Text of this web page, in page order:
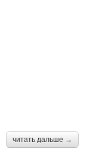
читать дальше →